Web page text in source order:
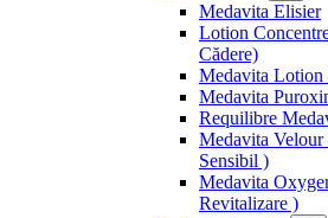
Medavita Elisier
Lotion
Cădere)
Medavita Lotion
Medavita
Requilibre
Medavita Velour
Sensibil )
Medavita
Revitalizare )